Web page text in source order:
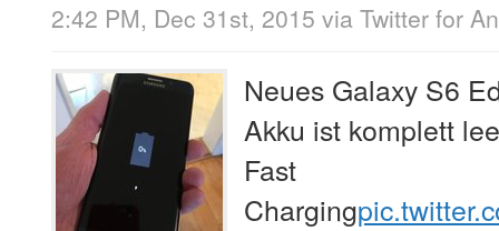
2:42 PM, Dec 31st, 2015 via Twitter for
Neues Galaxy S6
Akku ist komplett
Fast
Charging